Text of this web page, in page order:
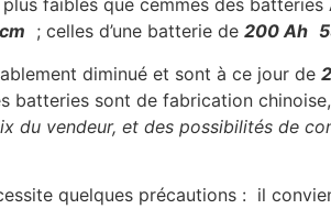
faibles que cemmes des batteries
; celles d’une batterie de 200 Ah
diminué et sont à ce jour de
batteries sont de fabrication
du vendeur, et des possibilités de
quelques précautions : il